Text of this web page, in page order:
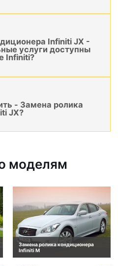
Infiniti JX -
услуги доступны
Infiniti?
- Замена ролика
JX?
моделям
Замена ролика кондиционера
Infiniti M